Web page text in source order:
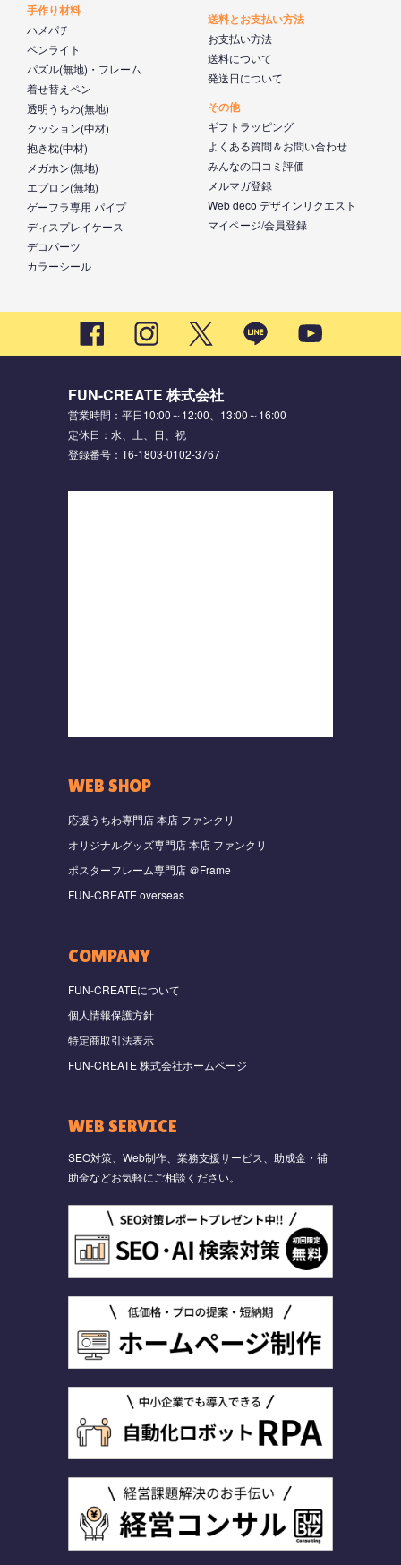
手作り材料
ハメパチ
ペンライト
パズル(無地)・フレーム
着せ替えペン
透明うちわ(無地)
クッション(中材)
抱き枕(中材)
メガホン(無地)
エプロン(無地)
ゲーフラ専用 パイプ
ディスプレイケース
デコパーツ
カラーシール
送料とお支払い方法
お支払い方法
送料について
発送日について
その他
ギフトラッピング
よくある質問＆お問い合わせ
みんなの口コミ評価
メルマガ登録
Web deco デザインリクエスト
マイページ/会員登録
FUN-CREATE 株式会社
営業時間：平日10:00～12:00、13:00～16:00
定休日：水、土、日、祝
登録番号：T6-1803-0102-3767
WEB SHOP
応援うちわ専門店 本店 ファンクリ
オリジナルグッズ専門店 本店 ファンクリ
ポスターフレーム専門店 ＠Frame
FUN-CREATE overseas
COMPANY
FUN-CREATEについて
個人情報保護方針
特定商取引法表示
FUN-CREATE 株式会社ホームページ
WEB SERVICE
SEO対策、Web制作、業務支援サービス、助成金・補
助金などお気軽にご相談ください。